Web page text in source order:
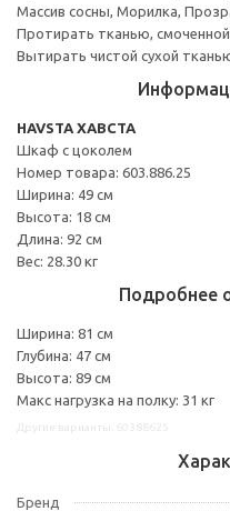
Массив сосны, Морилка,
Протирать тканью,
Вытирать чистой сухой
HAVSTA ХАВСТА
Шкаф с цоколем
Номер товара: 603.886.25
Ширина: 49 см
Высота: 18 см
Длина: 92 см
Вес: 28.30 кг
Подробнее
Ширина: 81 см
Глубина: 47 см
Высота: 89 см
Макс нагрузка на полку: 31 кг
Бренд